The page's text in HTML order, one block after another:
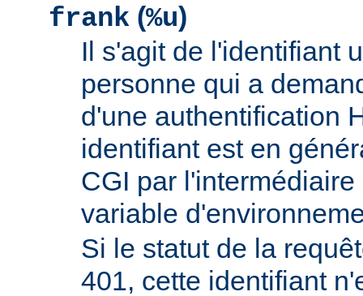
frank (%u)
Il s'agit de l'identifiant
personne qui a
d'une authentification
identifiant est en
CGI par
variable
Si le statut de la
401, cette identifiant